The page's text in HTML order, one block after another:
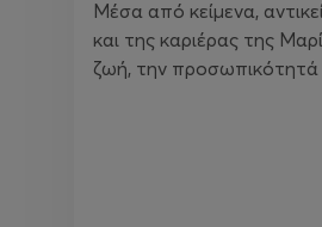
Μέσα από κείμενα,
και της καριέρας της
ζωή, την προσωπικότητά